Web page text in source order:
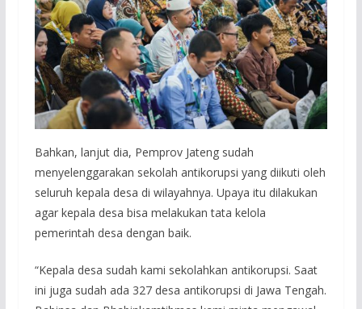
Bahkan, lanjut dia, Pemprov Jateng sudah
menyelenggarakan sekolah antikorupsi yang diikuti oleh
seluruh kepala desa di wilayahnya. Upaya itu dilakukan
agar kepala desa bisa melakukan tata kelola
pemerintah desa dengan baik.
“Kepala desa sudah kami sekolahkan antikorupsi. Saat
ini juga sudah ada 327 desa antikorupsi di Jawa Tengah.